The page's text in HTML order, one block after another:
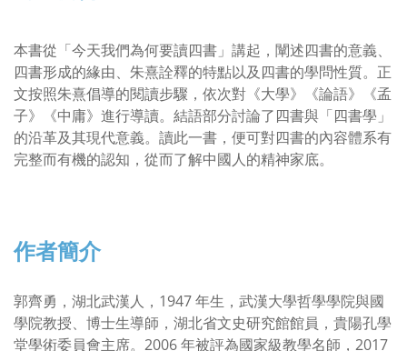
本書從「今天我們為何要讀四書」講起，闡述四書的意義、
四書形成的緣由、朱熹詮釋的特點以及四書的學問性質。正
文按照朱熹倡導的閱讀步驟，依次對《大學》《論語》《孟
子》《中庸》進行導讀。結語部分討論了四書與「四書學」
的沿革及其現代意義。讀此一書，便可對四書的內容體系有
完整而有機的認知，從而了解中國人的精神家底。
作者簡介
郭齊勇，湖北武漢人，1947 年生，武漢大學哲學學院與國
學院教授、博士生導師，湖北省文史研究館館員，貴陽孔學
堂學術委員會主席。2006 年被評為國家級教學名師，2017